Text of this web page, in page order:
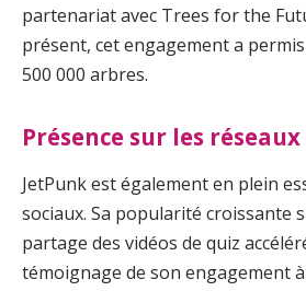
partenariat avec Trees for the
présent, cet engagement a
500 000 arbres.
Présence sur les
JetPunk est également en plein
sociaux. Sa popularité croissante
partage des vidéos de quiz
témoignage de son engagement